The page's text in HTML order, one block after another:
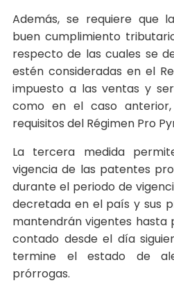
Además, se requiere que
buen cumplimiento
respecto de las cuales se
estén consideradas en el
impuesto a las ventas y
como en el caso
requisitos del Régimen Pro
La tercera medida
vigencia de las patentes
durante el periodo de
decretada en el país y sus
mantendrán vigentes hasta
contado desde el día
termine el estado de
prórrogas.